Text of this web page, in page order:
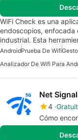
WiFi Check es una
endoscopios, enfocada
industrial. Esta
AndroidPrueba De Wifi
Analizador De Wifi Para
Net Signal
4
Cómo